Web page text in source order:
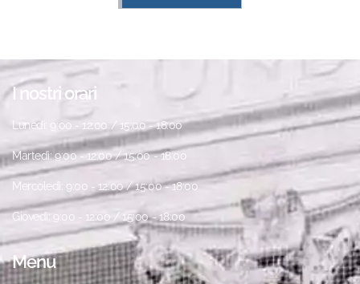
I nostri orari
Lunedì: 9:00 - 12:00 / 15:00 - 18:00
Martedì: 9:00 - 12:00 / 15:00 - 18:00
Mercoledì: 9:00 - 12:00 / 15:00 - 18:00
Giovedì: 9:00 - 12:00 / 15:00 - 18:00
Menu